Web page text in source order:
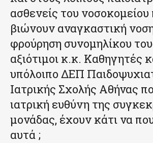
ασθενείς του νοσοκομείου
βιώνουν αναγκαστική
φρούρηση συνομηλίκου
αξιότιμοι κ.κ. Καθηγητές
υπόλοιπο ΔΕΠ
Ιατρικής Σχολής Αθήνας
ιατρική ευθύνη της
μονάδας, έχουν κάτι να
αυτά ;